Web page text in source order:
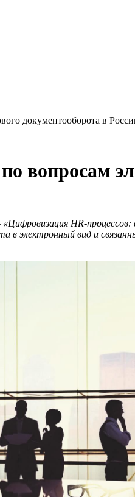
документооборота в
вопросам
HR-
в электронный вид и